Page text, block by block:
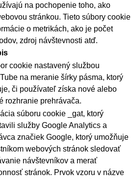
na pochopenie toho, ako
stránkou. Tieto súbory cookie
o metrikách, ako je počet
zdroj návštevnosti atď.
cookie nastavený službou
na meranie šírky pásma, ktorý
či používateľ získa nové alebo
rozhranie prehrávača.
súboru cookie _gat, ktorý
služby Google Analytics a
značiek Google, ktorý umožňuje
webových stránok sledovať
návštevníkov a merať
stránok. Prvok vzoru v názve